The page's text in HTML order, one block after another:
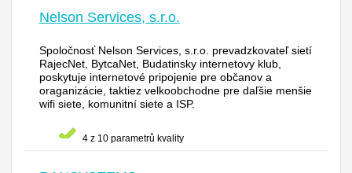
Nelson Services, s.r.o.
Spoločnosť Nelson Services, s.r.o. prevadzkovateľ sietí
RajecNet, BytcaNet, Budatinsky internetovy klub,
poskytuje internetové pripojenie pre občanov a
oraganizácie, taktiez velkoobchodne pre daľšie menšie
wifi siete, komunitní siete a ISP.
4 z 10 parametrů kvality